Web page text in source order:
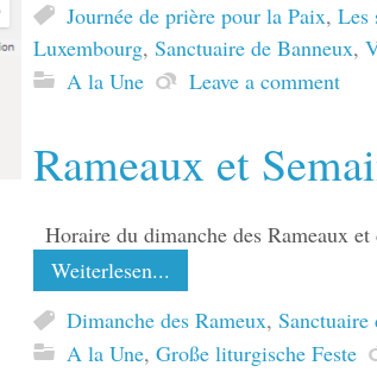
Journée de prière pour la Paix, Les
Luxembourg, Sanctuaire de Banneux,
A la Une
Leave a comment
Rameaux et
Horaire du dimanche des Rameaux
Weiterlesen...
Dimanche des Rameux, Sanctuaire
A la Une, Große liturgische Feste